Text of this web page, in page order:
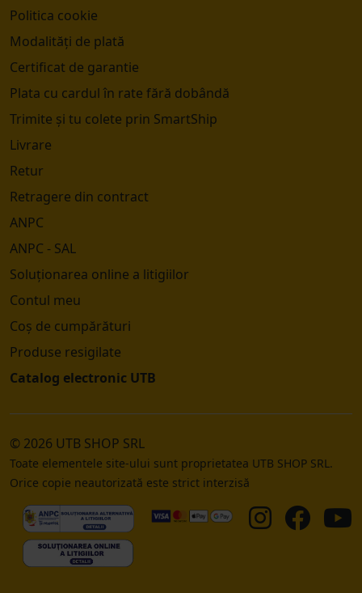
Politica cookie
Modalități de plată
Certificat de garantie
Plata cu cardul în rate fără dobândă
Trimite și tu colete prin SmartShip
Livrare
Retur
Retragere din contract
ANPC
ANPC - SAL
Soluționarea online a litigiilor
Contul meu
Coș de cumpărături
Produse resigilate
Catalog electronic UTB
© 2026 UTB SHOP SRL
Toate elementele site-ului sunt proprietatea UTB SHOP SRL.
Orice copie neautorizată este strict interzisă